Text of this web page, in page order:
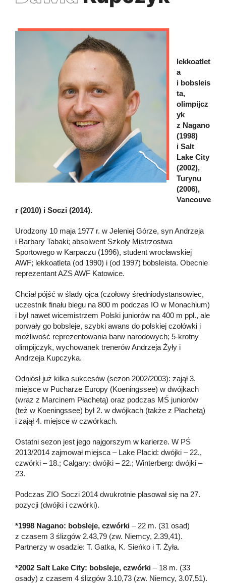
lekkoatlet
a
i bobsleis
ta,
olimpijcz
yk
z Nagano
(1998)
i Salt
Lake City
(2002),
Turynu
(2006),
Vancouve
r (2010) i Soczi (2014).
Urodzony 10 maja 1977 r. w Jeleniej Górze, syn Andrzeja
i Barbary Tabaki; absolwent Szkoły Mistrzostwa
Sportowego w Karpaczu (1996), student wrocławskiej
AWF; lekkoatleta (od 1990) i (od 1997) bobsleista. Obecnie
reprezentant AZS AWF Katowice.
Chciał pójść w ślady ojca (czołowy średniodystansowiec,
uczestnik finału biegu na 800 m podczas IO w Monachium)
i był nawet wicemistrzem Polski juniorów na 400 m ppł., ale
porwały go bobsleje, szybki awans do polskiej czołówki i
możliwość reprezentowania barw narodowych; 5-krotny
olimpijczyk, wychowanek trenerów Andrzeja Żyły i
Andrzeja Kupczyka.
Odniósł już kilka sukcesów (sezon 2002/2003): zajął 3.
miejsce w Pucharze Europy (Koeningssee) w dwójkach
(wraz z Marcinem Płachetą) oraz podczas MŚ juniorów
(też w Koeningssee) był 2. w dwójkach (także z Płachetą)
i zajął 4. miejsce w czwórkach.
Ostatni sezon jest jego najgorszym w karierze. W PŚ
2013/2014 zajmował miejsca – Lake Placid: dwójki – 22.,
czwórki – 18.; Calgary: dwójki – 22.; Winterberg: dwójki –
23.
Podczas ZIO Soczi 2014 dwukrotnie plasował się na 27.
pozycji (dwójki i czwórki).
*1998 Nagano: bobsleje, czwórki – 22 m. (31 osad)
z czasem 3 ślizgów 2.43,79 (zw. Niemcy, 2.39,41).
Partnerzy w osadzie: T. Gatka, K. Sieńko i T. Żyła.
*2002 Salt Lake City: bobsleje, czwórki – 18 m. (33
osady) z czasem 4 ślizgów 3.10,73 (zw. Niemcy, 3.07,51).